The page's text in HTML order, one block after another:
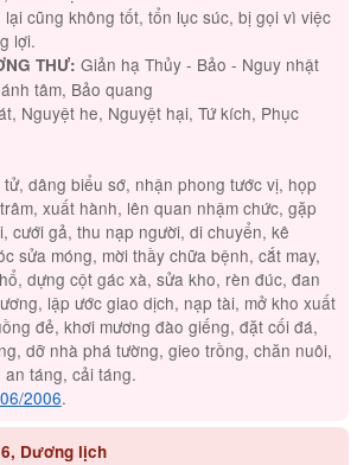
cũng không tốt, tổn lục súc, bị gọi vì việc
lợi.
THƯ: Giản hạ Thủy - Bảo - Nguy nhật
tâm, Bảo quang
Nguyệt he, Nguyệt hại, Tứ kích, Phục
dâng biểu sớ, nhận phong tước vị, họp
xuất hành, lên quan nhậm chức, gặp
cưới gả, thu nạp người, di chuyển, kê
sửa móng, mời thầy chữa bệnh, cắt may,
dựng cột gác xà, sửa kho, rèn đúc, đan
lập ước giao dịch, nạp tài, mở kho xuất
đẻ, khơi mương đào giếng, đặt cối đá,
dỡ nhà phá tường, gieo trồng, chăn nuôi,
táng, cải táng.
2006.
Dương lịch